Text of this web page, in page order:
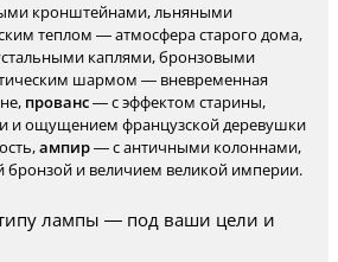
кронштейнами, льняными
теплом — атмосфера старого дома,
каплями, бронзовыми
шармом — вневременная
прованс— с эффектом старины,
и ощущением французской деревушки
ампир— с античными колоннами,
бронзой и величием великой империи.
лампы — под ваши цели и